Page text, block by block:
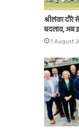
श्रीलंका दौरे
बदलाव, अब
1 August